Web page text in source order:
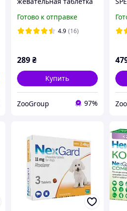
4 кг) 1 таблетки
Готово к отправке
4.9 (16)
289₴
Купить
ZooGroup 97%